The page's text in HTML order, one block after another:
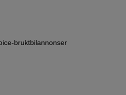
bruktbilannonser